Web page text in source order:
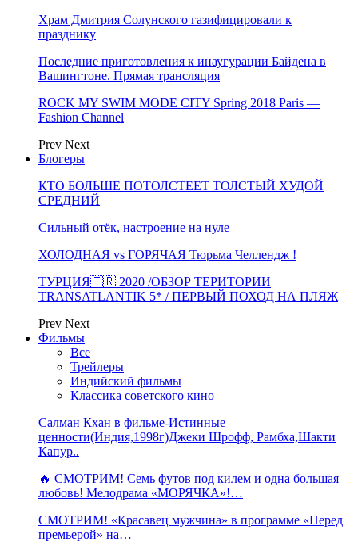
Храм Дмитрия Солунского газифицировали к
празднику
Последние приготовления к инаугурации Байдена в
Вашингтоне. Прямая трансляция
ROCK MY SWIM MODE CITY Spring 2018 Paris —
Fashion Channel
Prev Next
Блогеры
КТО БОЛЬШЕ ПОТОЛСТЕЕТ ТОЛСТЫЙ ХУДОЙ
СРЕДНИЙ
Сильный отёк, настроение на нуле
ХОЛОДНАЯ vs ГОРЯЧАЯ Тюрьма Челлендж !
ТУРЦИЯ🇹🇷 2020 /ОБЗОР ТЕРИТОРИИ
TRANSATLANTIK 5* / ПЕРВЫЙ ПОХОД НА ПЛЯЖ
Prev Next
Фильмы
Все
Трейлеры
Индийский фильмы
Классика советского кино
Салман Кхан в фильме-Истинные
ценности(Индия,1998г)Джеки Шрофф, Рамбха,Шакти
Капур..
🔥 СМОТРИМ! Семь футов под килем и одна большая
любовь! Мелодрама «МОРЯЧКА»!…
СМОТРИМ! «Красавец мужчина» в программе «Перед
премьерой» на…